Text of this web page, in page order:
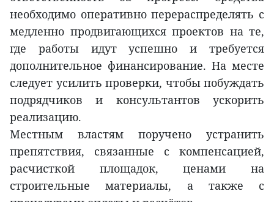
необходимо оперативно перераспределять с
медленно продвигающихся проектов на те,
где работы идут успешно и требуется
дополнительное финансирование. На месте
следует усилить проверки, чтобы побуждать
подрядчиков и консультантов ускорить
реализацию.
Местным властям поручено устранить
препятствия, связанные с компенсацией,
расчисткой площадок, ценами на
строительные материалы, а также с